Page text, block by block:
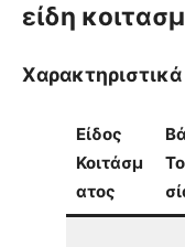
είδη
Είδος
Κοιτάσμ
ατος